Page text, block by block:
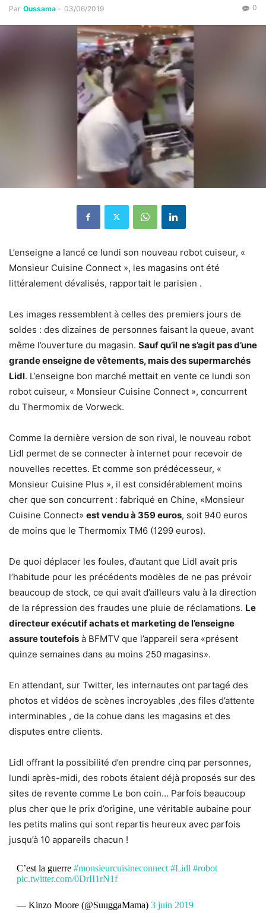
Par Oussama - 03/06/2019 0
L’enseigne a lancé ce lundi son nouveau robot cuiseur, «
Monsieur Cuisine Connect », les magasins ont été
littéralement dévalisés, rapportait le parisien .
Les images ressemblent à celles des premiers jours de
soldes : des dizaines de personnes faisant la queue, avant
même l’ouverture du magasin. Sauf qu’il ne s’agit pas d’une
grande enseigne de vêtements, mais des supermarchés
Lidl. L’enseigne bon marché mettait en vente ce lundi son
robot cuiseur, « Monsieur Cuisine Connect », concurrent
du Thermomix de Vorweck.
Comme la dernière version de son rival, le nouveau robot
Lidl permet de se connecter à internet pour recevoir de
nouvelles recettes. Et comme son prédécesseur, «
Monsieur Cuisine Plus », il est considérablement moins
cher que son concurrent : fabriqué en Chine, «Monsieur
Cuisine Connect» est vendu à 359 euros, soit 940 euros
de moins que le Thermomix TM6 (1299 euros).
De quoi déplacer les foules, d’autant que Lidl avait pris
l’habitude pour les précédents modèles de ne pas prévoir
beaucoup de stock, ce qui avait d’ailleurs valu à la direction
de la répression des fraudes une pluie de réclamations. Le
directeur exécutif achats et marketing de l’enseigne
assure toutefois à BFMTV que l’appareil sera «présent
quinze semaines dans au moins 250 magasins».
En attendant, sur Twitter, les internautes ont partagé des
photos et vidéos de scènes incroyables ,des files d’attente
interminables , de la cohue dans les magasins et des
disputes entre clients.
Lidl offrant la possibilité d’en prendre cinq par personnes,
lundi après-midi, des robots étaient déjà proposés sur des
sites de revente comme Le bon coin… Parfois beaucoup
plus cher que le prix d’origine, une véritable aubaine pour
les petits malins qui sont repartis heureux avec parfois
jusqu’à 10 appareils chacun !
C’est la guerre #monsieurcuisineconnect #Lidl #robot
pic.twitter.com/0DrII1rN1f
— Kinzo Moore (@SuuggaMama) 3 juin 2019